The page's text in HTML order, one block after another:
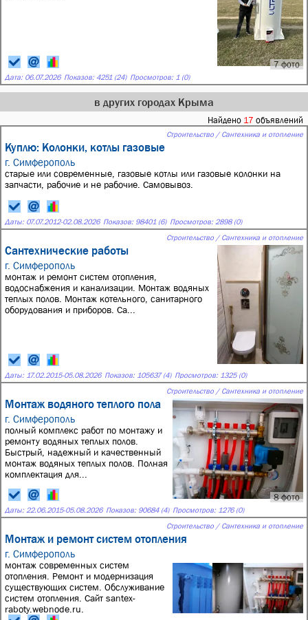
7 фото
Дата: 06.07.2026 Показов: 4251 (24) Просмотров: 1 (0)
в других городах Крыма
Найдено 17 объявлений
Строительство / Сантехника и отопление
Куплю: Колонки, котлы газовые
г. Симферополь
старые или современные, газовые котлы или газовые колонки на
запчасти, рабочие и не рабочие. Самовывоз.
Даты: 07.07.2012-02.08.2026 Показов: 98401 (6) Просмотров: 2898 (0)
Строительство / Сантехника и отопление
Сантехнические работы
г. Симферополь
монтаж и ремонт систем отопления,
водоснабжения и канализации. Монтаж водяных
теплых полов. Монтаж котельного, санитарного
оборудования и приборов. Са...
Даты: 17.02.2015-05.08.2026 Показов: 105637 (4) Просмотров: 1325 (0)
Строительство / Сантехника и отопление
Монтаж водяного теплого пола
г. Симферополь
8 фото
полный комплекс работ по монтажу и
ремонту водяных теплых полов.
Быстрый, надежный и качественный
монтаж водяных теплых полов. Полная
комплектация для...
Даты: 22.06.2015-05.08.2026 Показов: 90684 (4) Просмотров: 1276 (0)
Строительство / Сантехника и отопление
Монтаж и ремонт систем отопления
г. Симферополь
монтаж современных систем
отопления. Ремонт и модернизация
существующих систем. Обслуживание
систем отопления. Сайт santex-
raboty.webnode.ru.